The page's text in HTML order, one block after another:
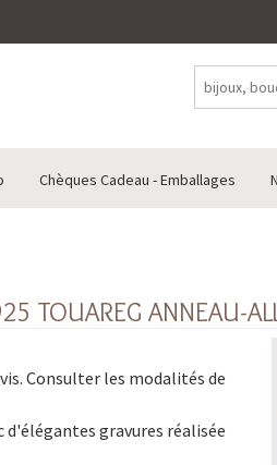
Chèques Cadeau - Emballages
TOUAREG ANNEAU-
. Consulter les modalités de
d'élégantes gravures réalisée